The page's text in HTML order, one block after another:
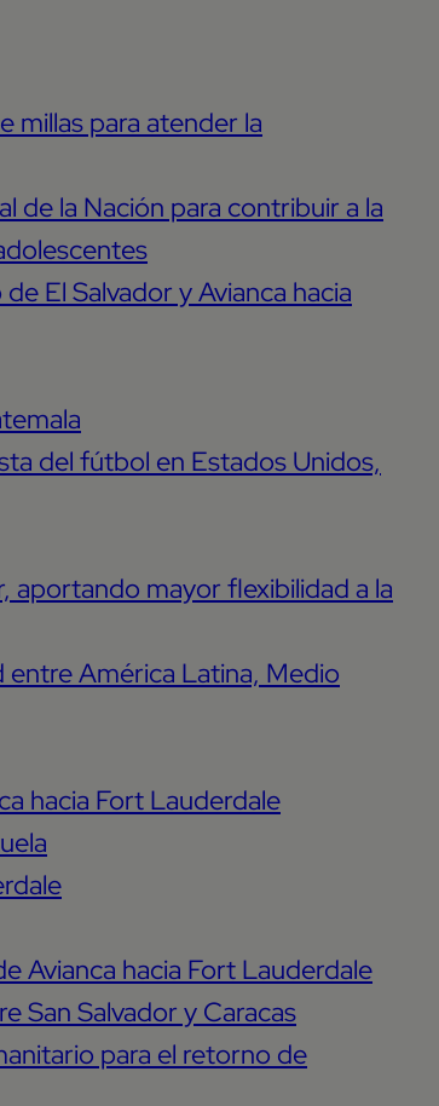
millas para atender la
de la Nación para contribuir a la
El Salvador y Avianca hacia
del fútbol en Estados Unidos,
aportando mayor flexibilidad a la
entre América Latina, Medio
hacia Fort Lauderdale
Avianca hacia Fort Lauderdale
San Salvador y Caracas
para el retorno de